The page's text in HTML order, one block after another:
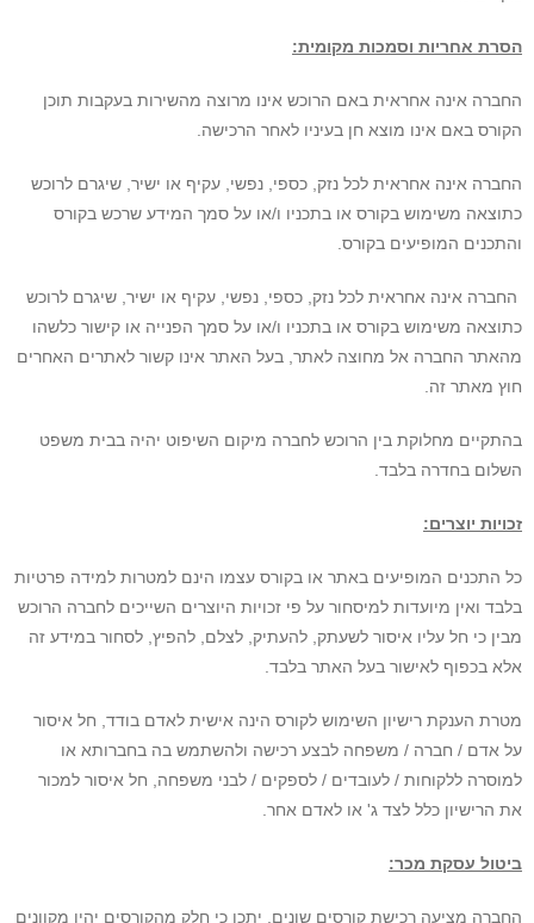
הסרת אחריות וסמכות מקומית:
החברה אינה אחראית באם הרוכש אינו מרוצה מהשירות בעקבות תוכן
הקורס באם אינו מוצא חן בעיניו לאחר הרכישה.
החברה אינה אחראית לכל נזק, כספי, נפשי, עקיף או ישיר, שיגרם לרוכש
כתוצאה משימוש בקורס או בתכניו ו/או על סמך המידע שרכש בקורס
והתכנים המופיעים בקורס.
החברה אינה אחראית לכל נזק, כספי, נפשי, עקיף או ישיר, שיגרם לרוכש
כתוצאה משימוש בקורס או בתכניו ו/או על סמך הפנייה או קישור כלשהו
מהאתר החברה אל מחוצה לאתר, בעל האתר אינו קשור לאתרים האחרים
חוץ מאתר זה.
בהתקיים מחלוקת בין הרוכש לחברה מיקום השיפוט יהיה בבית משפט
השלום בחדרה בלבד.
זכויות יוצרים:
כל התכנים המופיעים באתר או בקורס עצמו הינם למטרות למידה פרטיות
בלבד ואין מיועדות למיסחור על פי זכויות היוצרים השייכים לחברה הרוכש
מבין כי חל עליו איסור לשעתק, להעתיק, לצלם, להפיץ, לסחור במידע זה
אלא בכפוף לאישור בעל האתר בלבד.
מטרת הענקת רישיון השימוש לקורס הינה אישית לאדם בודד, חל איסור
על אדם / חברה / משפחה לבצע רכישה ולהשתמש בה בחברותא או
למוסרה ללקוחות / לעובדים / לספקים / לבני משפחה, חל איסור למכור
את הרישיון כלל לצד ג' או לאדם אחר.
ביטול עסקת מכר:
החברה מציעה רכישת קורסים שונים, יתכן כי חלק מהקורסים יהיו מקוונים